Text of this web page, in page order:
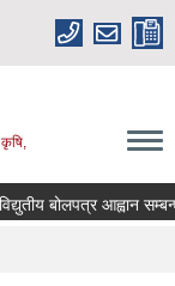
कृषि,
बोलपत्र आह्वान सम्बन्धी